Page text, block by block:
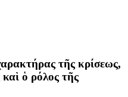
τῆς κρίσεως,
ὁ ρόλος τῆς